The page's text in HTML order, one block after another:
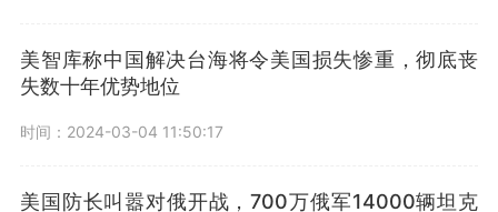
美智库称中国解决台海将令美国损失惨重，彻底丧
失数十年优势地位
时间：2024-03-04 11:50:17
美国防长叫嚣对俄开战，700万俄军14000辆坦克